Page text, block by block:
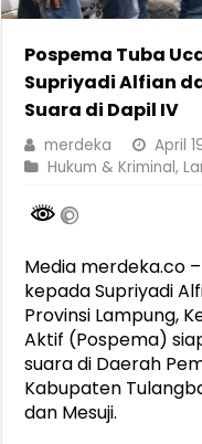
Pospema Tuba
Supriyadi Alfian
Suara di Dapil IV
merdeka
April
Hukum & Kriminal,
Media merdeka.co
kepada Supriyadi
Provinsi Lampung,
Aktif (Pospema)
suara di Daerah
Kabupaten
dan Mesuji.